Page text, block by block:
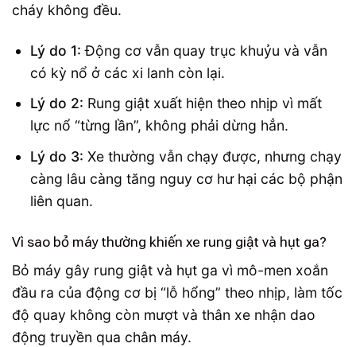
cháy không đều.
Lý do 1: Động cơ vẫn quay trục khuỷu và vẫn
có kỳ nổ ở các xi lanh còn lại.
Lý do 2: Rung giật xuất hiện theo nhịp vì mất
lực nổ “từng lần”, không phải dừng hẳn.
Lý do 3: Xe thường vẫn chạy được, nhưng chạy
càng lâu càng tăng nguy cơ hư hại các bộ phận
liên quan.
Vì sao bỏ máy thường khiến xe rung giật và hụt ga?
Bỏ máy gây rung giật và hụt ga vì mô-men xoắn
đầu ra của động cơ bị “lỗ hổng” theo nhịp, làm tốc
độ quay không còn mượt và thân xe nhận dao
động truyền qua chân máy.